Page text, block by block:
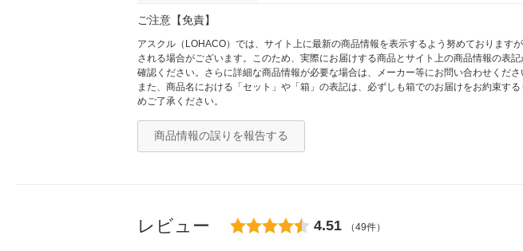
ご注意【免責】
アスクル（LOHACO）では、サイト上に最新の商品情報を表示するよう努めておりま
される場合がございます。このため、実際にお届けする商品とサイト上の商品情報の表
確認ください。さらに詳細な商品情報が必要な場合は、メーカー等にお問い合わせくださ
また、商品名における「セット」や「箱」の表記は、必ずしも箱でのお届けをお約束す
めご了承ください。
商品情報の誤りを報告する
レビュー 4.51 （49件）